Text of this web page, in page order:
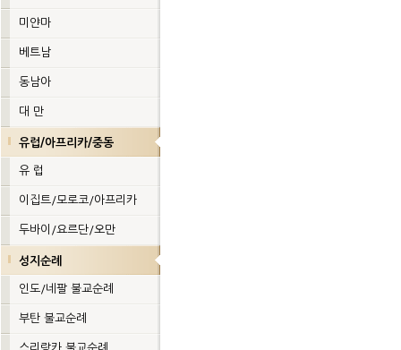
미얀마
베트남
동남아
대 만
유럽/아프리카/중동
유 럽
이집트/모로코/아프리카
두바이/요르단/오만
성지순례
인도/네팔 불교순례
부탄 불교순례